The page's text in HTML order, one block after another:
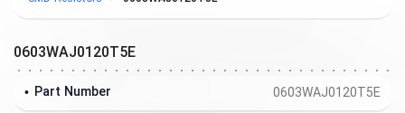
0603WAJ0120T5E
0603WAJ0120T5E
Part Number